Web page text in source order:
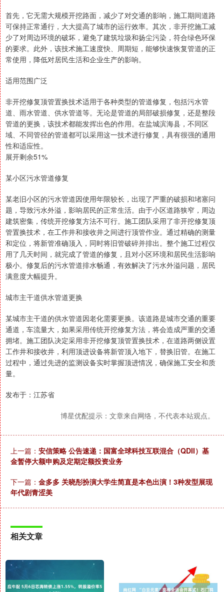
首先，它无需大规模开挖路面，减少了对交通的影响，施工期间道路
可保持正常通行，大大提高了城市的运行效率。其次，非开挖施工减
少了对周边环境的破坏，避免了建筑垃圾和扬尘污染，符合绿色环保
的要求。此外，该技术施工速度快、周期短，能够快速恢复管道的正
常使用，降低对居民生活和企业生产的影响。
适用范围广泛
非开挖修复顶管置换技术适用于各种类型的管道修复，包括污水管
道、雨水管道、供水管道等。无论是管道的局部破损修复，还是整段
管道的更换，该技术都能发挥出色的作用。在盐城滨海县，不同区
域、不同管径的管道都可以采用这一技术进行修复，具有很强的通用
性和适应性。
展开剩余51%
某小区污水管道修复
某老旧小区的污水管道因使用年限较长，出现了严重的破损和堵塞问
题，导致污水外溢，影响居民的正常生活。由于小区道路狭窄，周边
建筑密集，传统开挖修复方法不可行。施工团队采用了非开挖修复顶
管置换技术，在工作井和接收井之间进行顶管作业。通过精确的测量
和定位，将新管准确顶入，同时将旧管破碎并排出。整个施工过程仅
用了几天时间，就完成了管道的修复，且对小区环境和居民生活影响
极小。修复后的污水管道排水畅通，有效解决了污水外溢问题，居民
满意度大幅提升。
城市主干道供水管道更换
某城市主干道的供水管道因老化需要更换。该道路是城市交通的重要
通道，车流量大，如果采用传统开挖修复方法，将会造成严重的交通
拥堵。施工团队决定采用非开挖修复顶管置换技术，在道路两侧设置
工作井和接收井，利用顶进设备将新管顶入地下，替换旧管。在施工
过程中，通过先进的监测设备实时掌握顶进情况，确保施工安全和质
量。
发布于：江苏省
博星优配提示：文章来自网络，不代表本站观点。
上一篇： 安信策略 公告速递：国富全球科技互联混合（QDII）基
金暂停大额申购及定期定额投资业务
下一篇： 金多多 关晓彤扮演大学生简直是本色出演！3种发型展现
年代剧青涩美
相关文章